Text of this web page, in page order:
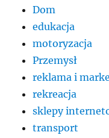
Dom
edukacja
motoryzacja
Przemysł
reklama i
rekreacja
sklepy
transport